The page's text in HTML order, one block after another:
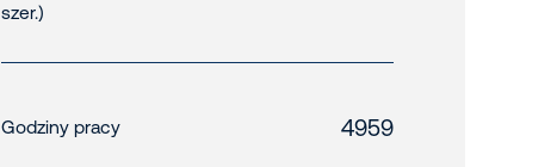
szer.)
Godziny pracy 4959